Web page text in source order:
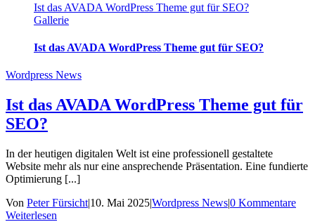
Ist das AVADA WordPress Theme gut für SEO?
Gallerie
Ist das AVADA WordPress Theme gut für SEO?
Wordpress News
Ist das AVADA WordPress Theme gut für
SEO?
In der heutigen digitalen Welt ist eine professionell gestaltete
Website mehr als nur eine ansprechende Präsentation. Eine fundierte
Optimierung [...]
Von Peter Fürsicht|10. Mai 2025|Wordpress News|0 Kommentare
Weiterlesen